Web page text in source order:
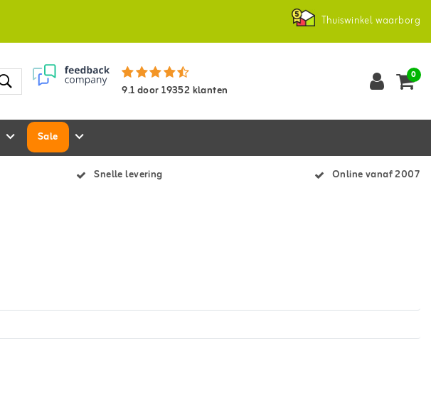
Thuiswinkel waarborg
9.1door19352klanten
0
Sale
Snelle levering Online vanaf 2007